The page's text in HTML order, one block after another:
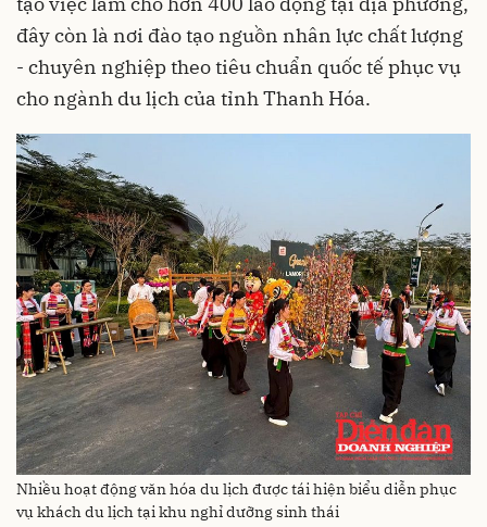
đây còn là nơi đào tạo nguồn nhân lực chất lượng
- chuyên nghiệp theo tiêu chuẩn quốc tế phục vụ
cho ngành du lịch của tỉnh Thanh Hóa.
Nhiều hoạt động văn hóa du lịch được tái hiện biểu diễn phục
vụ khách du lịch tại khu nghỉ dưỡng sinh thái